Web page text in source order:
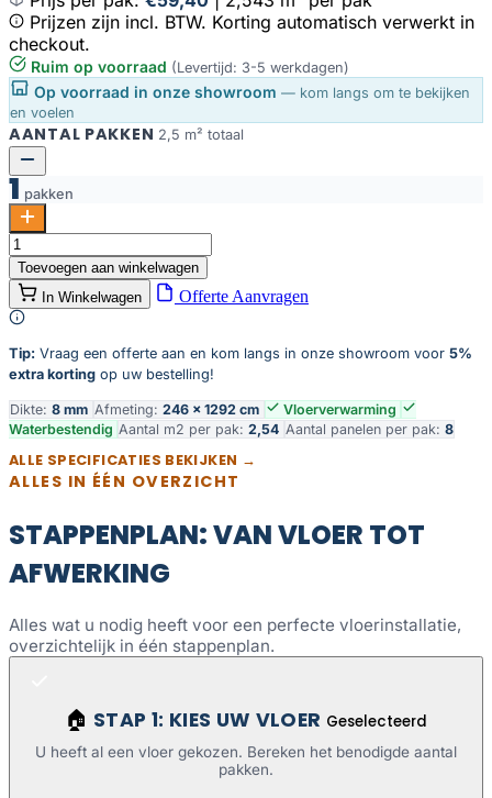
Prijzen zijn incl. BTW. Korting automatisch verwerkt in
checkout.
Ruim op voorraad (Levertijd: 3-5 werkdagen)
Op voorraad in onze showroom — kom langs om te bekijken
en voelen
AANTAL PAKKEN 2,5 m² totaal
1 pakken
Invicta
bruin
eiken
aantal
Toevoegen aan winkelwagen
In Winkelwagen
Offerte Aanvragen
Tip: Vraag een offerte aan en kom langs in onze showroom voor 5%
extra korting op uw bestelling!
Dikte: 8 mm Afmeting: 246 × 1292 cm
Vloerverwarming
Waterbestendig Aantal m2 per pak: 2,54 Aantal panelen per pak: 8
ALLE SPECIFICATIES BEKIJKEN →
ALLES IN ÉÉN OVERZICHT
STAPPENPLAN: VAN VLOER TOT
AFWERKING
Alles wat u nodig heeft voor een perfecte vloerinstallatie,
overzichtelijk in één stappenplan.
🏠 STAP 1: KIES UW VLOER Geselecteerd
U heeft al een vloer gekozen. Bereken het benodigde aantal
pakken.